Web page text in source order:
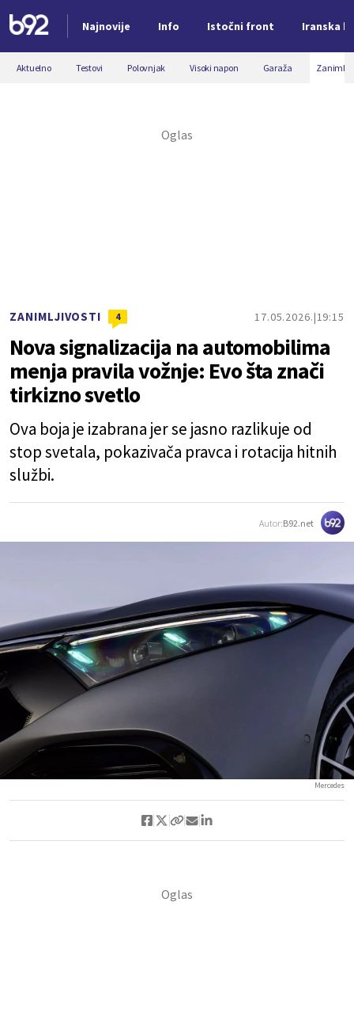
Najnovije Info Istočni front Iranska
Nova vest
Aktuelno Testovi Polovnjak Visoki napon Garaža
ZANIMLJIVOSTI 4 17.05.2026. 19:15
Nova signalizacija na automobilima
menja pravila vožnje: Evo šta znači
tirkizno svetlo
Ova boja je izabrana jer se jasno razlikuje od
stop svetala, pokazivača pravca i rotacija hitnih
službi.
Autor:B92.net
Mercedes